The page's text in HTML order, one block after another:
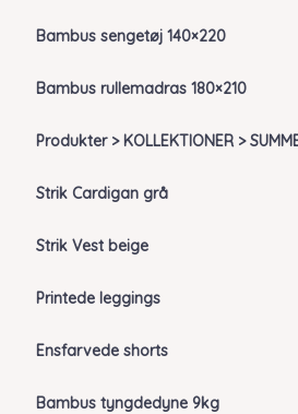
Bambus sengetøj 140×220
Bambus rullemadras 180×210
Produkter > KOLLEKTIONER >
Strik Cardigan grå
Strik Vest beige
Printede leggings
Ensfarvede shorts
Bambus tyngdedyne 9kg